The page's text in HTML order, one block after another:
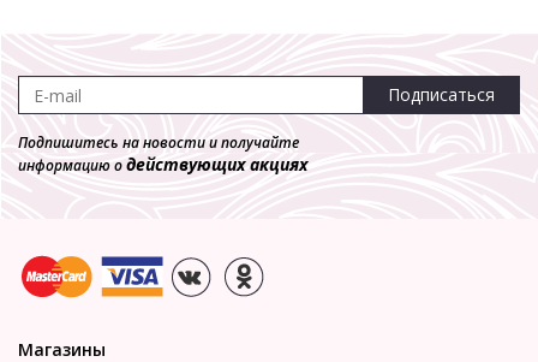
Подписаться
Подпишитесь на новости и получайте
информацию одействующих акциях
Магазины